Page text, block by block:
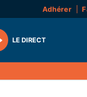
Adhérer
LE DIRECT